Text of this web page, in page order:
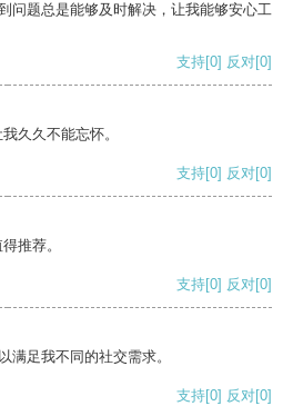
问题总是能够及时解决，让我能够安心工
支持[0] 反对[0]
久久不能忘怀。
支持[0] 反对[0]
推荐。
支持[0] 反对[0]
满足我不同的社交需求。
支持[0] 反对[0]